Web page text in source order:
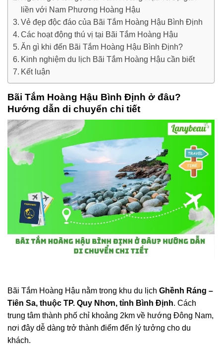
liền với Nam Phương Hoàng Hậu
Vẻ đẹp độc đáo của Bãi Tắm Hoàng Hậu Bình Định
Các hoạt động thú vị tại Bãi Tắm Hoàng Hậu
Ăn gì khi đến Bãi Tắm Hoàng Hậu Bình Định?
Kinh nghiệm du lịch Bãi Tắm Hoàng Hậu cần biết
Kết luận
Bãi Tắm Hoàng Hậu Bình Định ở đâu?
Hướng dẫn di chuyển chi tiết
Bãi Tắm Hoàng Hậu nằm trong khu du lịch Ghềnh Ráng –
Tiên Sa, thuộc TP. Quy Nhơn, tỉnh Bình Định. Cách
trung tâm thành phố chỉ khoảng 2km về hướng Đông Nam,
nơi đây dễ dàng trở thành điểm đến lý tưởng cho du
khách.